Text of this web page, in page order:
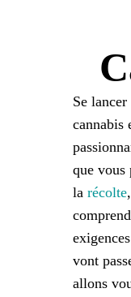
A propos de
Chasse au
Préserver
Contact
Se
cannabis
que vous
la récolte
vont
allons